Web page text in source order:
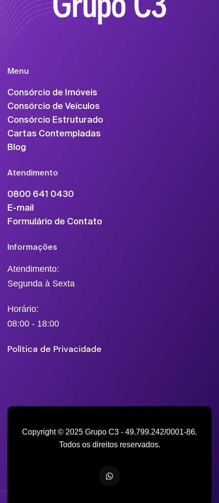
Menu
Consórcio de Imóveis
Consórcio de Veículos
Consórcio Estruturado
Cartas Contempladas
Blog
Atendimento
0800 641 0430
E-mail
Formulário de Contato
Informações
Atendimento:
Segunda à Sexta
Horário:
08:00 - 18:00
Política de Privacidade
Copyright © 2025 Grupo C3 - 49.799.242/0001-86.
Todos os direitos reservados.